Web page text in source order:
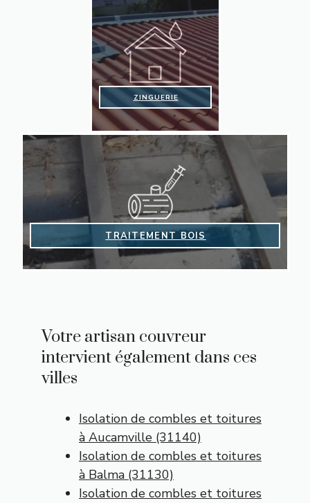
ZINGUERIE
TRAITEMENT BOIS
Votre artisan couvreur
intervient également dans ces
villes
Isolation de combles et toitures
à Aucamville (31140)
Isolation de combles et toitures
à Balma (31130)
Isolation de combles et toitures